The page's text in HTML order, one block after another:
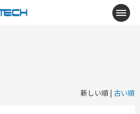
メニ
新しい順 | 古い順